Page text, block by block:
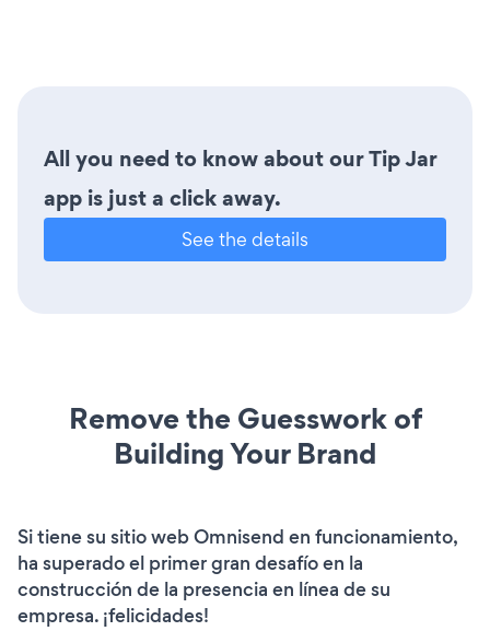
All you need to know about our Tip Jar
app is just a click away.
See the details
Remove the Guesswork of
Building Your Brand
Si tiene su sitio web Omnisend en funcionamiento,
ha superado el primer gran desafío en la
construcción de la presencia en línea de su
empresa. ¡felicidades!